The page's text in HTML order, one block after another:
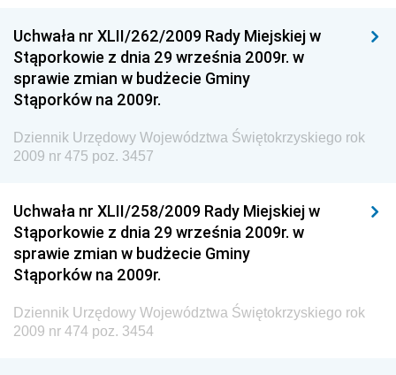
Dziennik Urzędowy Ministra Rodziny i Polityki
Społecznej
Dziennik Urzędowy Komendy Głównej Straży
Granicznej
Dziennik Urzędowy Głównego Inspektoratu Transportu
Drogowego
Dziennik Urzędowy Komendy Głównej Policji
Dziennik Urzędowy Ministra Pracy i Polityki
Społecznej
Dziennik Urzędowy Ministra Transportu, Budownictwa
i Gospodarki Morskiej
Uchwała nr XLII/262/2009 Rady Miejskiej w
Stąporkowie z dnia 29 września 2009r. w
sprawie zmian w budżecie Gminy
Stąporków na 2009r.
Dziennik Urzędowy Województwa Świętokrzyskiego rok
2009 nr 475 poz. 3457
Uchwała nr XLII/258/2009 Rady Miejskiej w
Stąporkowie z dnia 29 września 2009r. w
sprawie zmian w budżecie Gminy
Stąporków na 2009r.
Dziennik Urzędowy Województwa Świętokrzyskiego rok
2009 nr 474 poz. 3454